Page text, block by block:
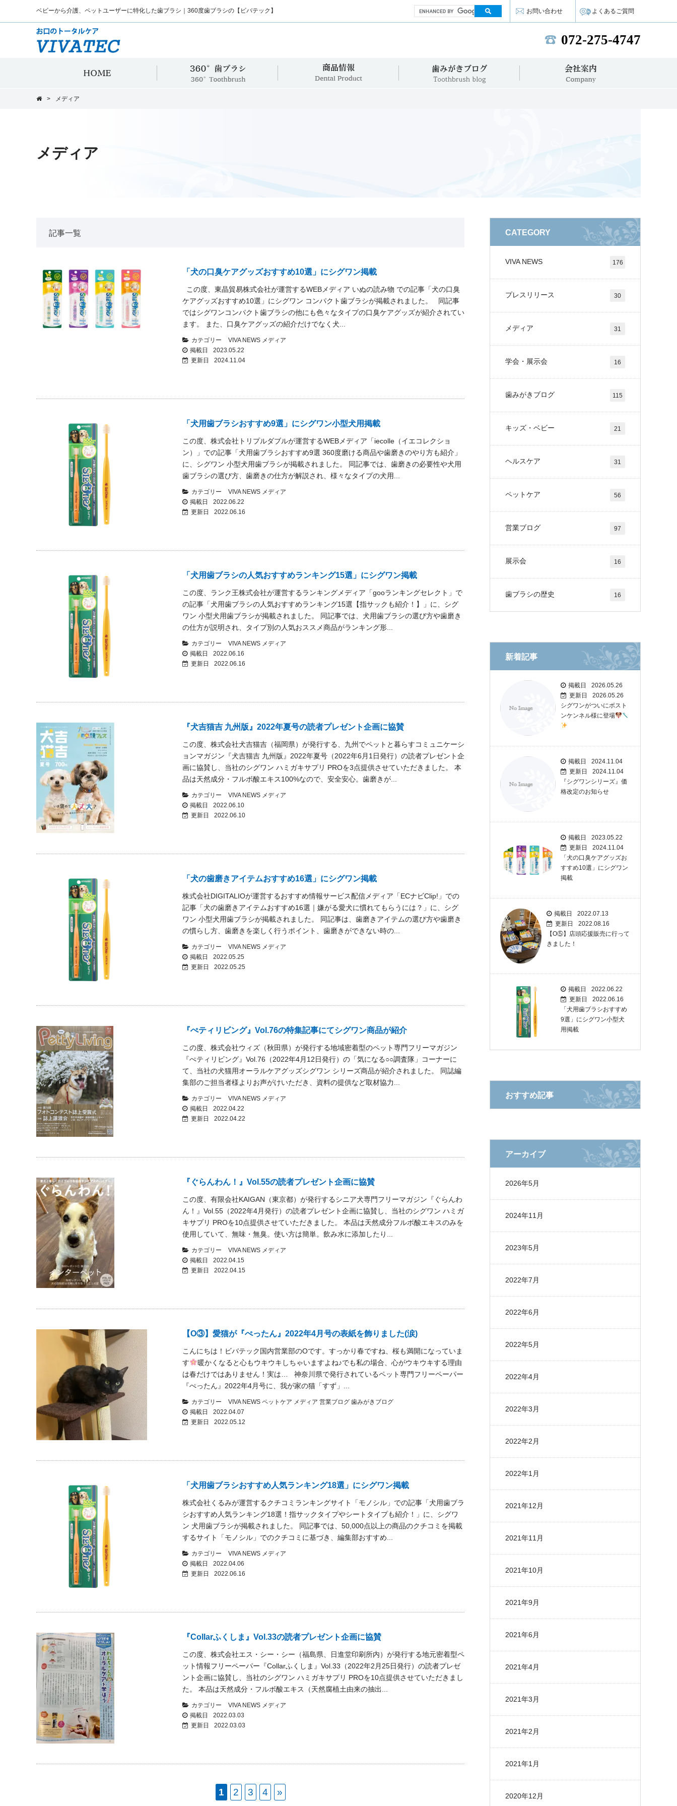
ベビーから介護、ペットユーザーに特化した歯ブラシ｜360度歯ブラシの【ビバテック】 お問い合わせ よくあるご質問
TEL:
072-275-4747
360°歯ブラシ
360°Toothbrush
商品情報
Dental Product
歯みがきブログ
> メディア
メディア
記事一覧
「犬の口臭ケアグッズおすすめ10選」にシグワン掲載
この度、東晶貿易株式会社が運営するWEBメディア いぬの読み物 での記事「犬の口臭
ケアグッズおすすめ10選」にシグワン コンパクト歯ブラシが掲載されました。 同記事
ではシグワンコンパクト歯ブラシの他にも色々なタイプの口臭ケアグッズが紹介されてい
ます。 また、口臭ケアグッズの紹介だけでなく犬...
カテゴリー VIVA NEWS メディア
掲載日
2023.05.22
更新日
2024.11.04
「犬用歯ブラシおすすめ9選」にシグワン小型犬用掲載
この度、株式会社トリプルダブルが運営するWEBメディア「iecolle（イエコレクショ
ン）」での記事「犬用歯ブラシおすすめ9選 360度磨ける商品や歯磨きのやり方も紹介」
に、シグワン 小型犬用歯ブラシが掲載されました。 同記事では、歯磨きの必要性や犬用
歯ブラシの選び方、歯磨きの仕方が解説され、様々なタイプの犬用...
カテゴリー VIVA NEWS メディア
掲載日
2022.06.22
更新日
2022.06.16
「犬用歯ブラシの人気おすすめランキング15選」にシグワン掲載
この度、ランク王株式会社が運営するランキングメディア「gooランキングセレクト」で
の記事「犬用歯ブラシの人気おすすめランキング15選【指サックも紹介！】」に、シグ
ワン 小型犬用歯ブラシが掲載されました。 同記事では、犬用歯ブラシの選び方や歯磨き
の仕方が説明され、タイプ別の人気おススメ商品がランキング形...
カテゴリー VIVA NEWS メディア
掲載日
2022.06.16
更新日
2022.06.16
『犬吉猫吉 九州版』2022年夏号の読者プレゼント企画に協賛
この度、株式会社犬吉猫吉（福岡県）が発行する、九州でペットと暮らすコミュニケーシ
ョンマガジン『犬吉猫吉 九州版』2022年夏号（2022年6月1日発行）の読者プレゼント企
画に協賛し、当社のシグワン ハミガキサプリ PROを3点提供させていただきました。 本
品は天然成分・フルボ酸エキス100%なので、安全安心。歯磨きが...
カテゴリー VIVA NEWS メディア
掲載日
2022.06.10
更新日
2022.06.10
「犬の歯磨きアイテムおすすめ16選」にシグワン掲載
株式会社DIGITALIOが運営するおすすめ情報サービス配信メディア「ECナビClip!」での
記事「犬の歯磨きアイテムおすすめ16選｜嫌がる愛犬に慣れてもらうには？」に、シグ
ワン 小型犬用歯ブラシが掲載されました。 同記事は、歯磨きアイテムの選び方や歯磨き
の慣らし方、歯磨きを楽しく行うポイント、歯磨きができない時の...
カテゴリー VIVA NEWS メディア
掲載日
2022.05.25
更新日
2022.05.25
『ぺティリビング』Vol.76の特集記事にてシグワン商品が紹介
この度、株式会社ウィズ（秋田県）が発行する地域密着型のペット専門フリーマガジン
『ぺティリビング』Vol.76（2022年4月12日発行）の「気になる○○調査隊」コーナーに
て、当社の犬猫用オーラルケアグッズシグワン シリーズ商品が紹介されました。 同誌編
集部のご担当者様よりお声がけいただき、資料の提供など取材協力...
カテゴリー VIVA NEWS メディア
掲載日
2022.04.22
更新日
2022.04.22
『ぐらんわん！』Vol.55の読者プレゼント企画に協賛
この度、有限会社KAIGAN（東京都）が発行するシニア犬専門フリーマガジン『ぐらんわ
ん！』Vol.55（2022年4月発行）の読者プレゼント企画に協賛し、当社のシグワン ハミガ
キサプリ PROを10点提供させていただきました。 本品は天然成分フルボ酸エキスのみを
使用していて、無味・無臭。使い方は簡単。飲み水に添加したり...
カテゴリー VIVA NEWS メディア
掲載日
2022.04.15
更新日
2022.04.15
【O③】愛猫が『ぺったん』2022年4月号の表紙を飾りました(涙)
こんにちは！ビバテック国内営業部のOです。すっかり春ですね、桜も満開になっていま
す
暖かくなると心もウキウキしちゃいますよね♪でも私の場合、心がウキウキする理由
は春だけではありません！実は… 神奈川県で発行されているペット専門フリーペーパー
『ぺったん』2022年4月号に、我が家の猫「すず」...
カテゴリー VIVA NEWS ペットケア メディア 営業ブログ 歯みがきブログ
掲載日
2022.04.07
更新日
2022.05.12
「犬用歯ブラシおすすめ人気ランキング18選」にシグワン掲載
株式会社くるみが運営するクチコミランキングサイト「モノシル」での記事「犬用歯ブラ
シおすすめ人気ランキング18選！指サックタイプやシートタイプも紹介！」に、シグワ
ン 犬用歯ブラシが掲載されました。 同記事では、50,000点以上の商品のクチコミを掲載
するサイト「モノシル」でのクチコミに基づき、編集部おすすめ...
カテゴリー VIVA NEWS メディア
掲載日
2022.04.06
更新日
2022.06.16
『Collarふくしま』Vol.33の読者プレゼント企画に協賛
この度、株式会社エス・シー・シー（福島県、日進堂印刷所内）が発行する地元密着型ペ
ット情報フリーペーパー『Collarふくしま』Vol.33（2022年2月25日発行）の読者プレゼ
ント企画に協賛し、当社のシグワン ハミガキサプリ PROを10点提供させていただきまし
た。 本品は天然成分・フルボ酸エキス（天然腐植土由来の抽出...
カテゴリー VIVA NEWS メディア
掲載日
2022.03.03
更新日
2022.03.03
1 2 3 4 »
CATEGORY
VIVA NEWS 176
プレスリリース 30
メディア 31
学会・展示会 16
歯みがきブログ 115
キッズ・ベビー 21
ヘルスケア 31
ペットケア 56
営業ブログ 97
展示会 16
歯ブラシの歴史 16
新着記事
掲載日
2026.05.26
更新日
2026.05.26
シグワンがついにボスト
ンケンネル様に登場
掲載日
2024.11.04
更新日
2024.11.04
『シグワンシリーズ』価
格改定のお知らせ
掲載日
2023.05.22
更新日
2024.11.04
「犬の口臭ケアグッズお
すすめ10選」にシグワン
掲載
掲載日
2022.07.13
更新日
2022.08.16
【O⑤】店頭応援販売に行って
きました！
掲載日
2022.06.22
更新日
2022.06.16
「犬用歯ブラシおすすめ
9選」にシグワン小型犬
用掲載
おすすめ記事
アーカイブ
2026年5月
2024年11月
2023年5月
2022年7月
2022年6月
2022年5月
2022年4月
2022年3月
2022年2月
2022年1月
2021年12月
2021年11月
2021年10月
2021年9月
2021年6月
2021年4月
2021年3月
2021年2月
2021年1月
2020年12月